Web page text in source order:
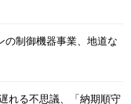
の制御機器事業、地道な
れる不思議、「納期順守